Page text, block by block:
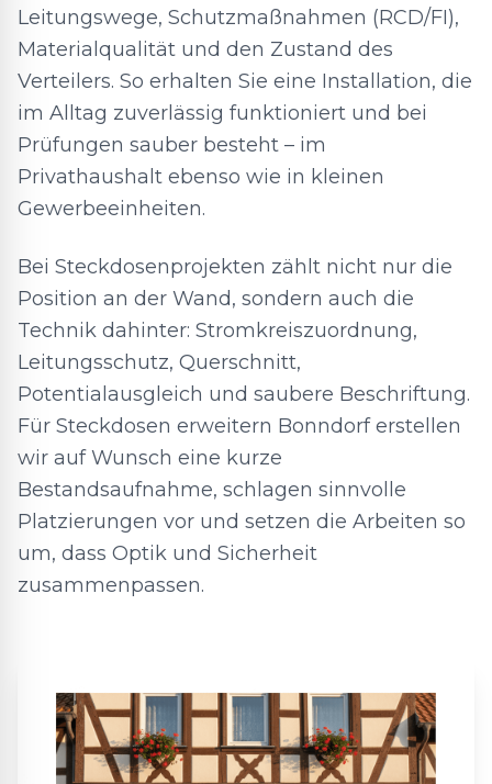
Leitungswege, Schutzmaßnahmen (RCD/FI),
Materialqualität und den Zustand des
Verteilers. So erhalten Sie eine Installation, die
im Alltag zuverlässig funktioniert und bei
Prüfungen sauber besteht – im
Privathaushalt ebenso wie in kleinen
Gewerbeeinheiten.
Bei Steckdosenprojekten zählt nicht nur die
Position an der Wand, sondern auch die
Technik dahinter: Stromkreiszuordnung,
Leitungsschutz, Querschnitt,
Potentialausgleich und saubere Beschriftung.
Für Steckdosen erweitern Bonndorf erstellen
wir auf Wunsch eine kurze
Bestandsaufnahme, schlagen sinnvolle
Platzierungen vor und setzen die Arbeiten so
um, dass Optik und Sicherheit
zusammenpassen.